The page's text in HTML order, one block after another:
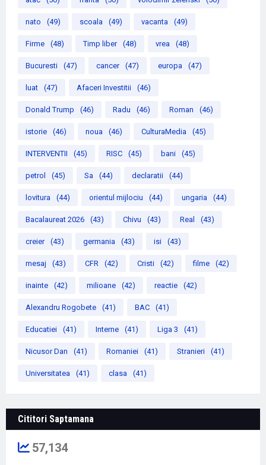
nato (49) scoala (49) vacanta (49)
Firme (48) Timp liber (48) vrea (48)
Bucuresti (47) cancer (47) europa (47)
luat (47) Afaceri Investitii (46)
Donald Trump (46) Radu (46) Roman (46)
istorie (46) noua (46) CulturaMedia (45)
INTERVENTII (45) RISC (45) bani (45)
petrol (45) Sa (44) declaratii (44)
lovitura (44) orientul mijlociu (44) ungaria (44)
Bacalaureat 2026 (43) Chivu (43) Real (43)
creier (43) germania (43) isi (43)
mesaj (43) CFR (42) Cristi (42) filme (42)
inainte (42) milioane (42) reactie (42)
Alexandru Rogobete (41) BAC (41)
Educatiei (41) Interne (41) Liga 3 (41)
Nicusor Dan (41) Romaniei (41) Stranieri (41)
Universitatea (41) clasa (41)
Cititori Saptamana
57,134